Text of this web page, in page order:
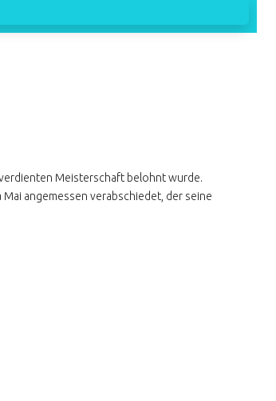
Meisterschaft belohnt wurde.
angemessen verabschiedet, der seine